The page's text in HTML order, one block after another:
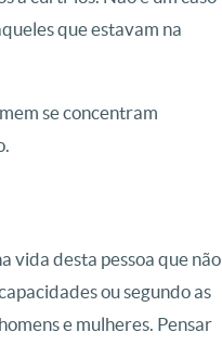
que estavam na
se concentram
vida desta pessoa que não
ou segundo as
e mulheres. Pensar